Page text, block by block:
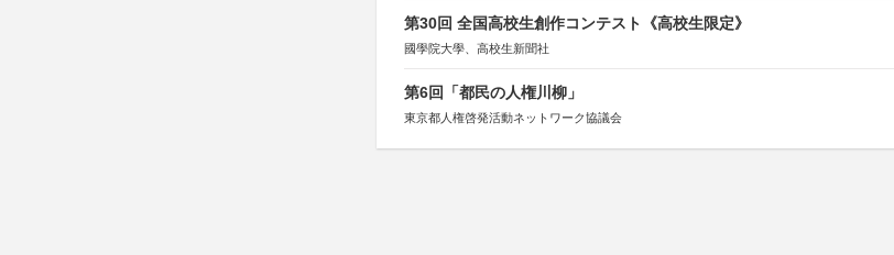
第30回 全国高校生創作コンテスト《高校生限定》
國學院大學、高校生新聞社
第6回「都民の人権川柳」
東京都人権啓発活動ネットワーク協議会